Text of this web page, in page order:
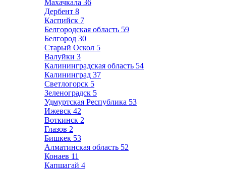
Махачкала 36
Дербент 8
Каспийск 7
Белгородская область 59
Белгород 30
Старый Оскол 5
Валуйки 3
Калининградская область 54
Калининград 37
Светлогорск 5
Зеленоградск 5
Удмуртская Республика 53
Ижевск 42
Воткинск 2
Глазов 2
Бишкек 53
Алматинская область 52
Конаев 11
Капшагай 4